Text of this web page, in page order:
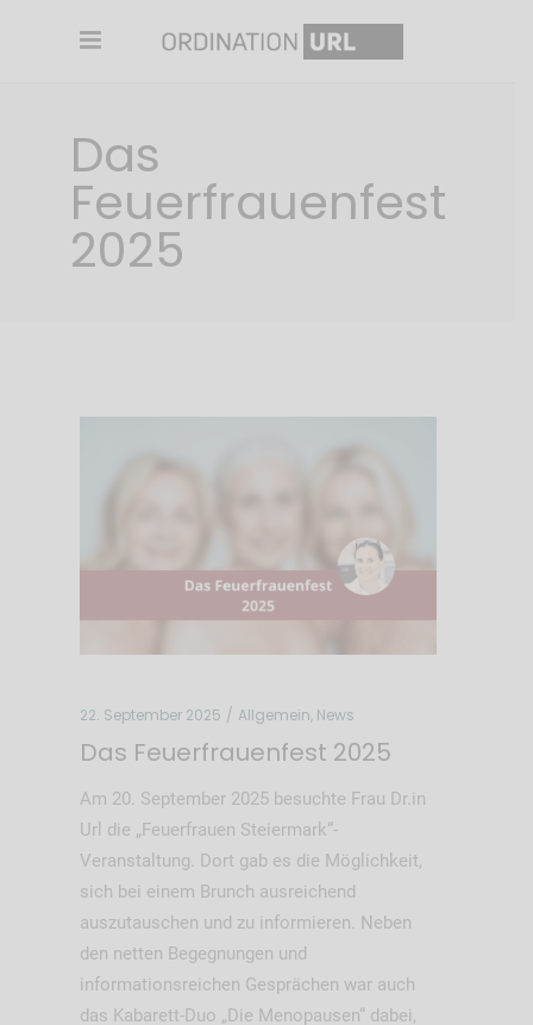
Das
Feuerfrauenfest
2025
22. September 2025 Allgemein, News
Das Feuerfrauenfest 2025
Am 20. September 2025 besuchte Frau Dr.in
Url die „Feuerfrauen Steiermark“-
Veranstaltung. Dort gab es die Möglichkeit,
sich bei einem Brunch ausreichend
auszutauschen und zu informieren. Neben
den netten Begegnungen und
informationsreichen Gesprächen war auch
das Kabarett-Duo „Die Menopausen“ dabei,